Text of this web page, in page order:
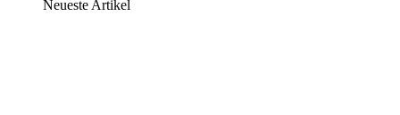
Neueste Artikel